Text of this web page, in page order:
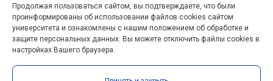
ssau@ssau.ru
Продолжая пользоваться сайтом, вы подтверждаете, что были
проинформированы об использовании файлов cookies сайтом
университета и ознакомлены с нашим положением об обработке и
защите персональных данных. Вы можете отключить файлы cookies в
настройках Вашего браузера.